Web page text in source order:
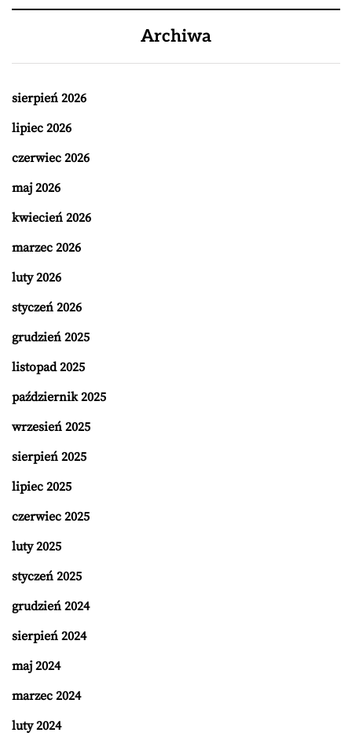
Archiwa
sierpień 2026
lipiec 2026
czerwiec 2026
maj 2026
kwiecień 2026
marzec 2026
luty 2026
styczeń 2026
grudzień 2025
listopad 2025
październik 2025
wrzesień 2025
sierpień 2025
lipiec 2025
czerwiec 2025
luty 2025
styczeń 2025
grudzień 2024
sierpień 2024
maj 2024
marzec 2024
luty 2024